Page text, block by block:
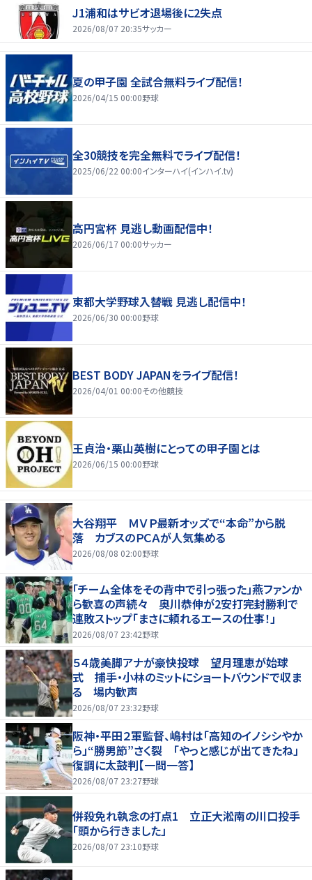
J1浦和はサビオ退場後に2失点
2026/08/07 20:35サッカー
夏の甲子園 全試合無料ライブ配信！
2026/04/15 00:00野球
全30競技を完全無料でライブ配信！
2025/06/22 00:00インターハイ(インハイ.tv)
高円宮杯 見逃し動画配信中！
2026/06/17 00:00サッカー
東都大学野球入替戦 見逃し配信中！
2026/06/30 00:00野球
BEST BODY JAPANをライブ配信！
2026/04/01 00:00その他競技
王貞治・栗山英樹にとっての甲子園とは
2026/06/15 00:00野球
大谷翔平 ＭＶＰ最新オッズで“本命”から脱
落 カブスのＰＣＡが人気集める
2026/08/08 02:00野球
「チーム全体をその背中で引っ張った」燕ファンか
ら歓喜の声続々 奥川恭伸が2安打完封勝利で
連敗ストップ「まさに頼れるエースの仕事！」
2026/08/07 23:42野球
５４歳美脚アナが豪快投球 望月理恵が始球
式 捕手・小林のミットにショートバウンドで収ま
る 場内歓声
2026/08/07 23:32野球
阪神・平田２軍監督、嶋村は「高知のイノシシやか
ら」“勝男節”さく裂 「やっと感じが出てきたね」
復調に太鼓判【一問一答】
2026/08/07 23:27野球
併殺免れ執念の打点1 立正大淞南の川口投手
「頭から行きました」
2026/08/07 23:10野球